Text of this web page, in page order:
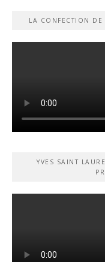
LA CONFECTION
YVES SAINT